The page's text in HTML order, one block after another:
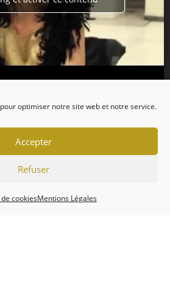
optimiser notre site web et notre service.
Accepter
Refuser
cookiesMentions Légales